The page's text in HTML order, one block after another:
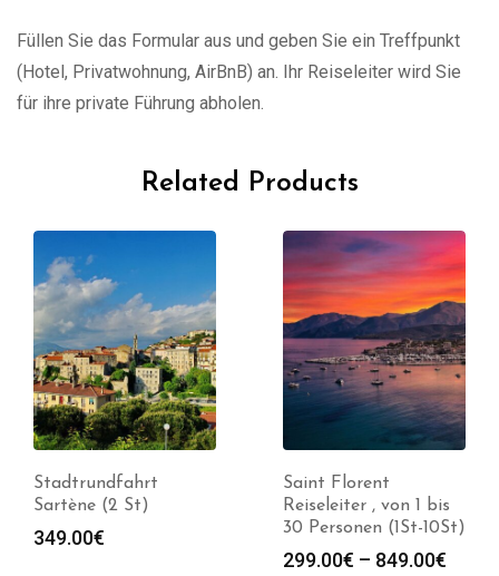
Füllen Sie das Formular aus und geben Sie ein Treffpunkt
(Hotel, Privatwohnung, AirBnB) an. Ihr Reiseleiter wird Sie
für ihre private Führung abholen.
Related Products
Stadtrundfahrt
Sartène (2 St)
349.00€
Saint Florent
Reiseleiter , von 1 bis
30 Personen (1St-10St)
299.00€ – 849.00€